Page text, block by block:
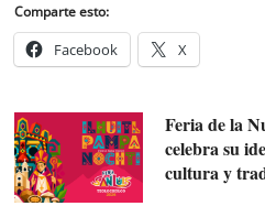
Comparte esto:
Facebook X
Feria de la
celebra su
cultura y